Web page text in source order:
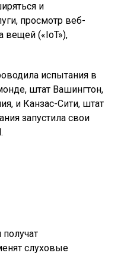
и
просмотр веб-
вещей («IoT»),
испытания в
штат Вашингтон,
и Канзас-Сити, штат
запустила свои
слуховые